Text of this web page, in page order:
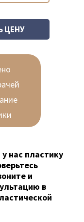
нас пластику
и
в